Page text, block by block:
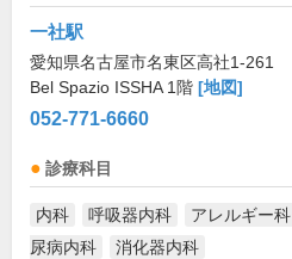
一社駅
愛知県名古屋市名東区高社1-261
Bel Spazio ISSHA 1階 [地図]
052-771-6660
診療科目
内科 呼吸器内科 アレルギー科
尿病内科
消化器内科